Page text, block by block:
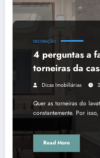
DECORAÇÃO
4 perguntas a
torneiras da
Dicas Imobiliárias
Quer as torneiras do
constantemente. Por
Read More